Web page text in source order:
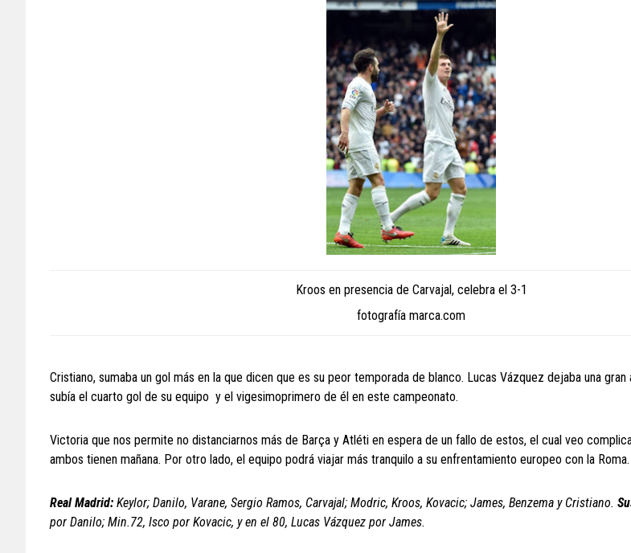
Kroos en presencia de Carvajal, celebra el 3-1
fotografía marca.com
Cristiano, sumaba un gol más en la que dicen que es su peor temporada de blanco. Lucas Vázquez dejaba una
subía el cuarto gol de su equipo y el vigesimoprimero de él en este campeonato.
Victoria que nos permite no distanciarnos más de Barça y Atléti en espera de un fallo de estos, el cual veo
ambos tienen mañana. Por otro lado, el equipo podrá viajar más tranquilo a su enfrentamiento europeo con la Roma.
Real Madrid: Keylor; Danilo, Varane, Sergio Ramos, Carvajal; Modric, Kroos, Kovacic; James, Benzema y Cristiano.
por Danilo; Min.72, Isco por Kovacic, y en el 80, Lucas Vázquez por James.